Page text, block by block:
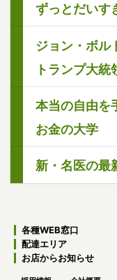
ずっとだいす
ジョン・ボル
トランプ大
本当の自由を
お金の大学
新・名医の
各種WEB窓口
配達エリア
お店からお知らせ